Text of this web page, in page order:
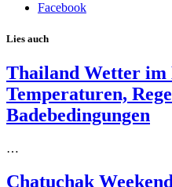
Facebook
Lies auch
Thailand Wetter im
Temperaturen,
Badebedingungen
…
Chatuchak